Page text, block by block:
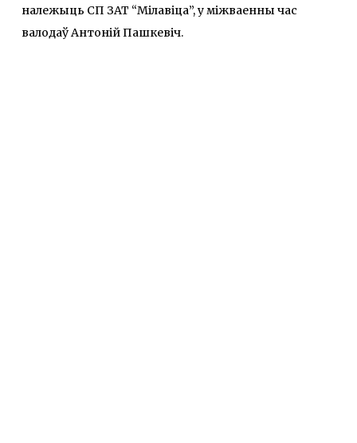
належыць СП ЗАТ “Мілавіца”, у міжваенны час
валодаў Антоній Пашкевіч.